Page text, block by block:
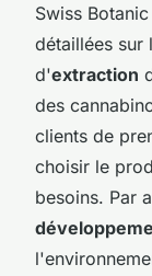
Swiss
détaillées sur
d'extraction
des
clients de
choisir le
besoins. Par